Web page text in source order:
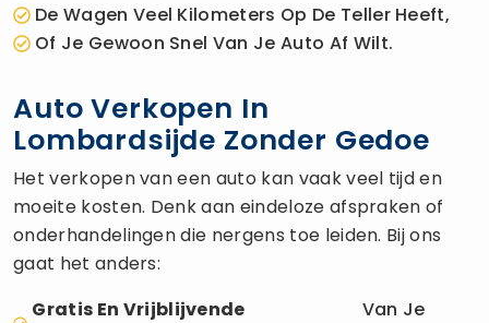
De Wagen Veel Kilometers Op De Teller Heeft,
Of Je Gewoon Snel Van Je Auto Af Wilt.
Auto Verkopen In
Lombardsijde Zonder Gedoe
Het verkopen van een auto kan vaak veel tijd en
moeite kosten. Denk aan eindeloze afspraken of
onderhandelingen die nergens toe leiden. Bij ons
gaat het anders:
Gratis En Vrijblijvende
Van Je